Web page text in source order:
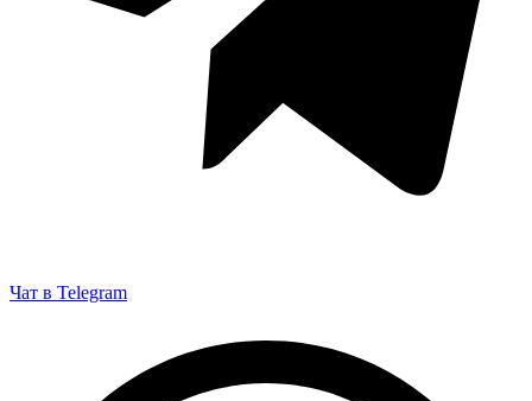
Чат в Telegram